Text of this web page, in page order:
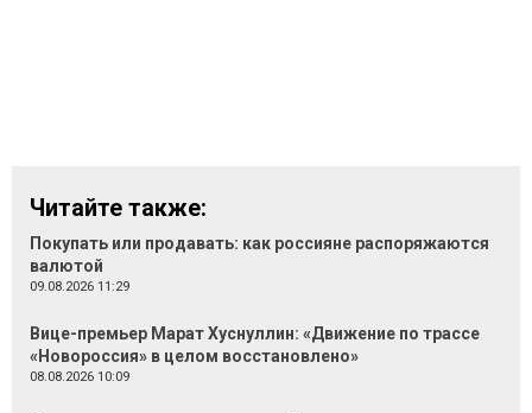
Читайте также:
Покупать или продавать: как россияне распоряжаются
валютой
09.08.2026 11:29
Вице-премьер Марат Хуснуллин: «Движение по трассе
«Новороссия» в целом восстановлено»
08.08.2026 10:09